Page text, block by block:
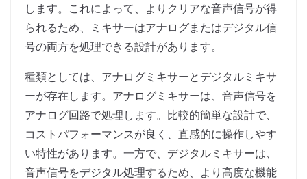
します。これによって、よりクリアな音声信号が得
られるため、ミキサーはアナログまたはデジタル信
号の両方を処理できる設計があります。
種類としては、アナログミキサーとデジタルミキサ
ーが存在します。アナログミキサーは、音声信号を
アナログ回路で処理します。比較的簡単な設計で、
コストパフォーマンスが良く、直感的に操作しやす
い特性があります。一方で、デジタルミキサーは、
音声信号をデジタル処理するため、より高度な機能